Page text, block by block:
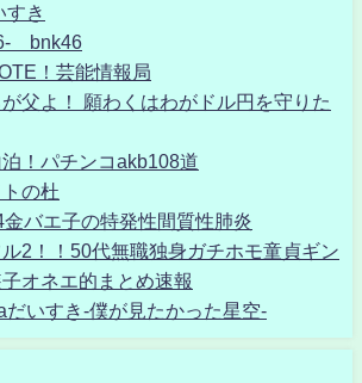
すき
bnk46
！芸能情報局
父よ！ 願わくはわがドル円を守りた
！パチンコakb108道
の杜
バエ子の特発性間質性肺炎
2！！50代無職独身ガチホモ童貞ギン
オネエ的まとめ速報
いすき-僕が見たかった星空-